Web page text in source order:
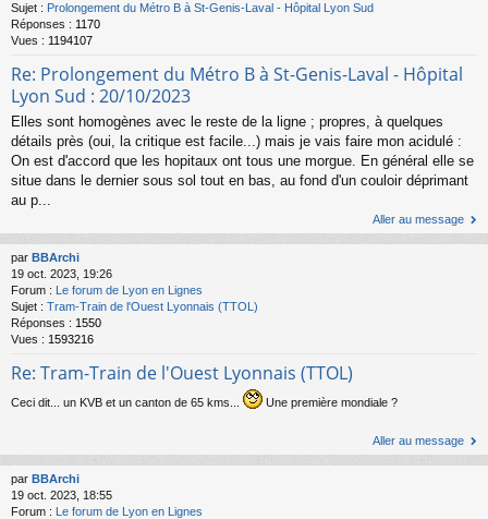
Sujet : Prolongement du Métro B à St-Genis-Laval - Hôpital Lyon Sud
Réponses : 1170
Vues : 1194107
Re: Prolongement du Métro B à St-Genis-Laval - Hôpital
Lyon Sud : 20/10/2023
Elles sont homogènes avec le reste de la ligne ; propres, à quelques
détails près (oui, la critique est facile...) mais je vais faire mon acidulé :
On est d'accord que les hopitaux ont tous une morgue. En général elle se
situe dans le dernier sous sol tout en bas, au fond d'un couloir déprimant
au p...
Aller au message
par BBArchi
19 oct. 2023, 19:26
Forum : Le forum de Lyon en Lignes
Sujet : Tram-Train de l'Ouest Lyonnais (TTOL)
Réponses : 1550
Vues : 1593216
Re: Tram-Train de l'Ouest Lyonnais (TTOL)
Ceci dit... un KVB et un canton de 65 kms... Une première mondiale ?
Aller au message
par BBArchi
19 oct. 2023, 18:55
Forum : Le forum de Lyon en Lignes